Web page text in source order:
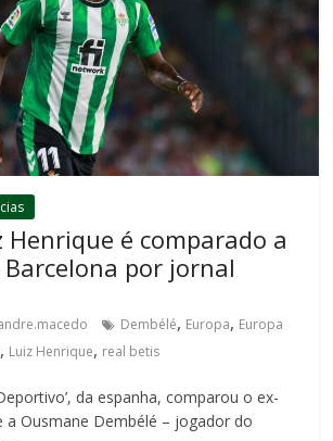
Henrique é comparado a
por jornal
Dembélé, Europa, Europa
, Luiz Henrique, real betis
da espanha, comparou o ex-
a Ousmane Dembélé – jogador do